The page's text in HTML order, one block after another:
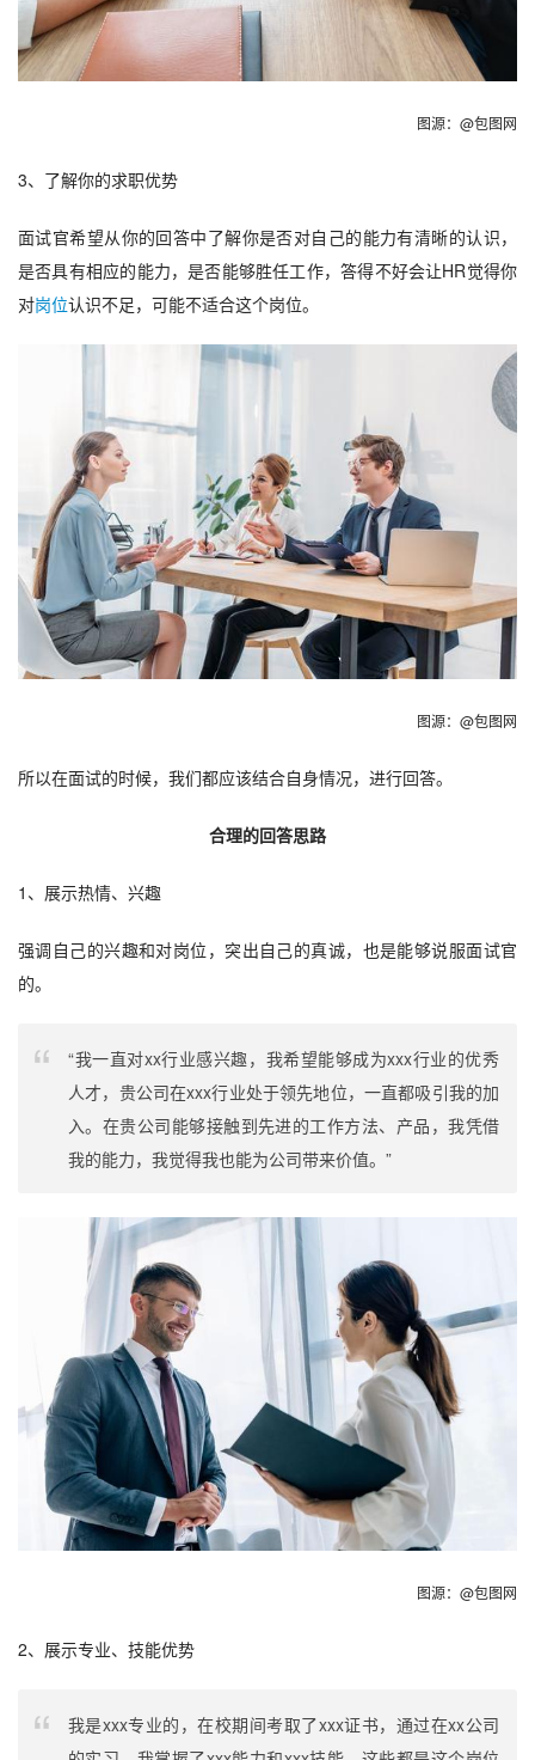
图源：@包图网
3、了解你的求职优势
面试官希望从你的回答中了解你是否对自己的能力有清晰的认识，
是否具有相应的能力，是否能够胜任工作，答得不好会让HR觉得你
对岗位认识不足，可能不适合这个岗位。
图源：@包图网
所以在面试的时候，我们都应该结合自身情况，进行回答。
合理的回答思路
1、展示热情、兴趣
强调自己的兴趣和对岗位，突出自己的真诚，也是能够说服面试官
的。
“我一直对xx行业感兴趣，我希望能够成为xxx行业的优秀
人才，贵公司在xxx行业处于领先地位，一直都吸引我的加
入。在贵公司能够接触到先进的工作方法、产品，我凭借
我的能力，我觉得我也能为公司带来价值。”
图源：@包图网
2、展示专业、技能优势
我是xxx专业的，在校期间考取了xxx证书，通过在xx公司